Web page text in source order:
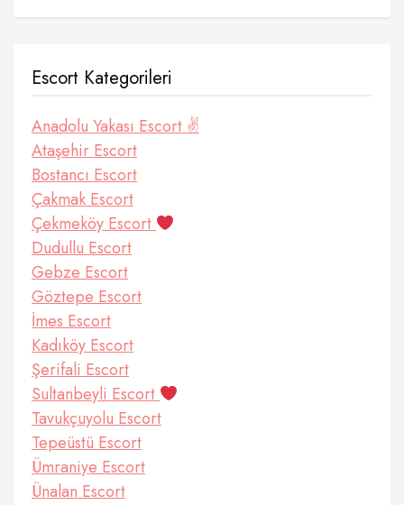
Escort Kategorileri
Anadolu Yakası Escort ✌️
Ataşehir Escort
Bostancı Escort
Çakmak Escort
Çekmeköy Escort
Dudullu Escort
Gebze Escort
Göztepe Escort
İmes Escort
Kadıköy Escort
Şerifali Escort
Sultanbeyli Escort
Tavukçuyolu Escort
Tepeüstü Escort
Ümraniye Escort
Ünalan Escort